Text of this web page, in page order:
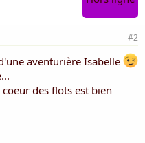
#2
aventurière Isabelle
des flots est bien